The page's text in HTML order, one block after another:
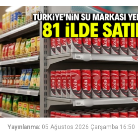
Yayınlanma: 05 Ağustos 2026 Çarşamba 16:50